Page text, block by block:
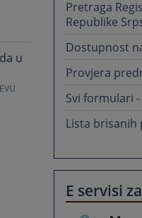
u
Pretraga
Republike
Dostupnost
Provjera
Svi formulari -
Lista brisanih
E servisi